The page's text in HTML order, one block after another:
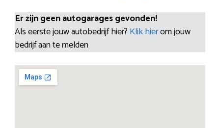
Er zijn geen autogarages gevonden!
Als eerste jouw autobedrijf hier? Klik hierom jouw
bedrijf aan te melden